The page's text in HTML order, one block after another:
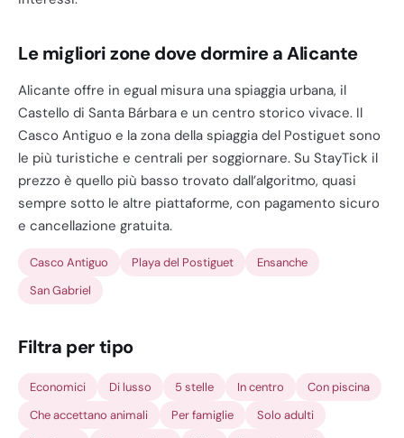
Le migliori zone dove dormire a Alicante
Alicante offre in egual misura una spiaggia urbana, il
Castello di Santa Bárbara e un centro storico vivace. Il
Casco Antiguo e la zona della spiaggia del Postiguet sono
le più turistiche e centrali per soggiornare. Su StayTick il
prezzo è quello più basso trovato dall’algoritmo, quasi
sempre sotto le altre piattaforme, con pagamento sicuro
e cancellazione gratuita.
Casco Antiguo Playa del Postiguet
Ensanche
San Gabriel
Filtra per tipo
Economici Di lusso 5 stelle In centro
Con piscina
Che accettano animali
Per famiglie
Solo adulti